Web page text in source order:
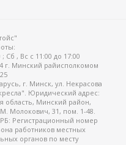
Сб , Вс c 11:00 до 17:00
г. Минский райисполкомом
г. Минск, ул. Некрасова
Юридический адрес:
область, Минский район,
Молокович, 31, пом. 1-48.
Регистрационный номер
работников местных
органов по месту